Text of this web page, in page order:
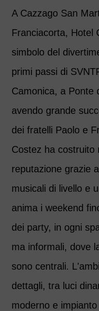
A Cazzago San
Franciacorta, Hotel
simbolo del
primi passi di
Camonica, a Ponte
avendo grande
dei fratelli Paolo e
Costez ha costruito
reputazione grazie
musicali di livello e
anima i weekend
dei party, in ogni
ma informali, dove
sono centrali.
dettagli, tra luci
moderno e